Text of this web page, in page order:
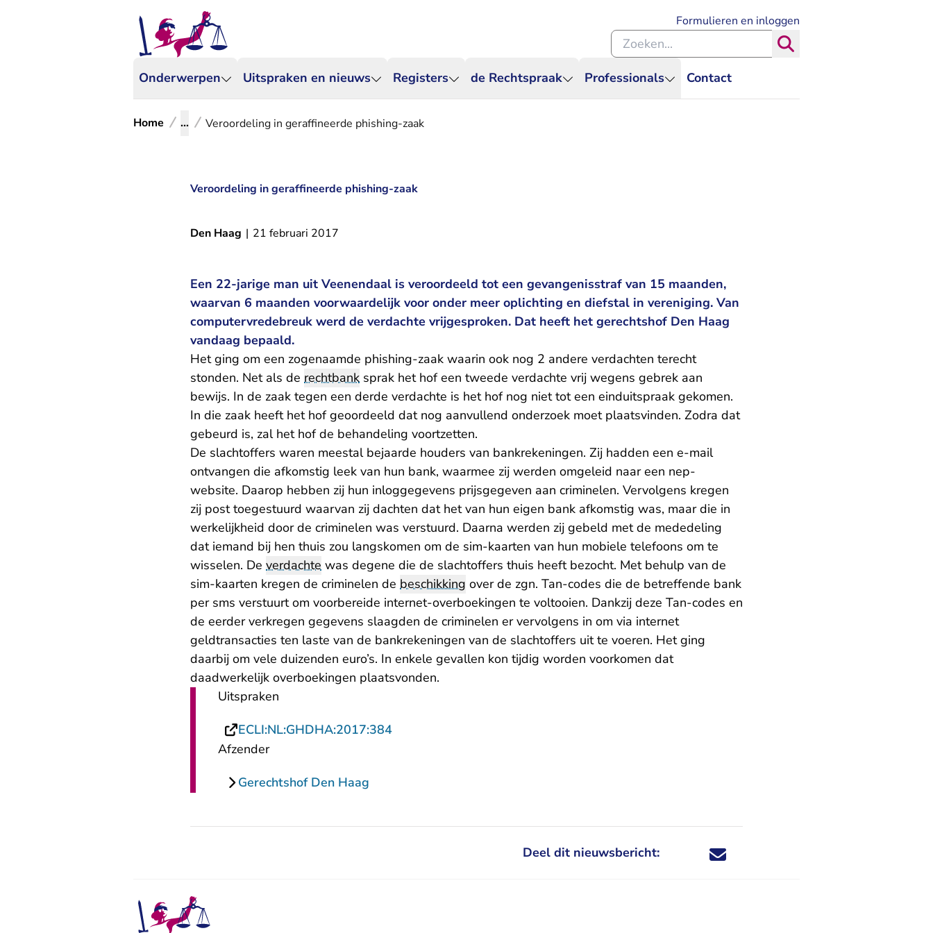
Onderwerpen Uitspraken en nieuws Registers de Rechtspraak Professionals Contact
Formulieren en inloggen
Zoeken binnen de Rechtspraak
Home ... Veroordeling in geraffineerde phishing-zaak
Veroordeling in geraffineerde phishing-zaak
Den Haag | 21 februari 2017
Een 22-jarige man uit Veenendaal is veroordeeld tot een gevangenisstraf van 15 maanden,
waarvan 6 maanden voorwaardelijk voor onder meer oplichting en diefstal in vereniging. Van
computervredebreuk werd de verdachte vrijgesproken. Dat heeft het gerechtshof Den Haag
vandaag bepaald.
Het ging om een zogenaamde phishing-zaak waarin ook nog 2 andere verdachten terecht
stonden. Net als de rechtbank sprak het hof een tweede verdachte vrij wegens gebrek aan
bewijs. In de zaak tegen een derde verdachte is het hof nog niet tot een einduitspraak gekomen.
In die zaak heeft het hof geoordeeld dat nog aanvullend onderzoek moet plaatsvinden. Zodra dat
gebeurd is, zal het hof de behandeling voortzetten.
De slachtoffers waren meestal bejaarde houders van bankrekeningen. Zij hadden een e-mail
ontvangen die afkomstig leek van hun bank, waarmee zij werden omgeleid naar een nep-
website. Daarop hebben zij hun inloggegevens prijsgegeven aan criminelen. Vervolgens kregen
zij post toegestuurd waarvan zij dachten dat het van hun eigen bank afkomstig was, maar die in
werkelijkheid door de criminelen was verstuurd. Daarna werden zij gebeld met de mededeling
dat iemand bij hen thuis zou langskomen om de sim-kaarten van hun mobiele telefoons om te
wisselen. De verdachte was degene die de slachtoffers thuis heeft bezocht. Met behulp van de
sim-kaarten kregen de criminelen de beschikking over de zgn. Tan-codes die de betreffende bank
per sms verstuurt om voorbereide internet-overboekingen te voltooien. Dankzij deze Tan-codes en
de eerder verkregen gegevens slaagden de criminelen er vervolgens in om via internet
geldtransacties ten laste van de bankrekeningen van de slachtoffers uit te voeren. Het ging
daarbij om vele duizenden euro’s. In enkele gevallen kon tijdig worden voorkomen dat
daadwerkelijk overboekingen plaatsvonden.
Uitspraken
ECLI:NL:GHDHA:2017:384- U verlaat Rechtspraak.nl
Afzender
Gerechtshof Den Haag
Deel dit nieuwsbericht: Deel dit nieuwsbericht via X - U verlaat
Deel dit nieuwsbericht via Facebook - U
Deel dit nieuwsbericht via e-mail
Deel dit nieuwsbericht via LinkedIn - U